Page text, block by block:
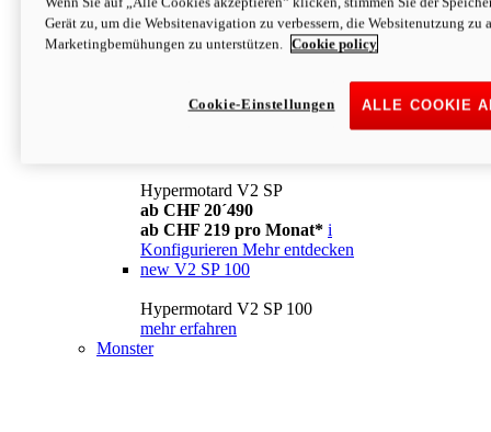
Konfigurieren Mehr entdecken
newV2
ab CHF 169 pro Monat* i
Mehr entdecken
Hypermotard V2 SP
ab CHF 20´490
ab CHF 219 pro Monat* i
Konfigurieren Mehr entdecken
new V2 SP 100
Hypermotard V2 SP 100
mehr erfahren
Monster
Gerät zu, um die Websitenavigation zu verbessern, die Websitenutzung zu
Marketingbemühungen zu unterstützen.
Cookie policy
ALLE COOKIE
Cookie-Einstellungen